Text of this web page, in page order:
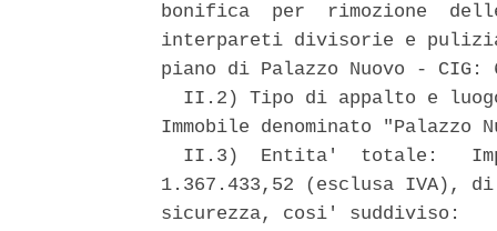
bonifica  per  rimozione
interpareti divisorie e
piano di Palazzo Nuovo - CIG:
II.2) Tipo di appalto e
Immobile denominato
II.3)  Entita'  totale:
1.367.433,52 (esclusa IVA),
sicurezza, cosi' suddiviso: